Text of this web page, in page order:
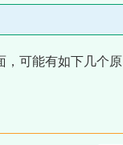
，可能有如下几个